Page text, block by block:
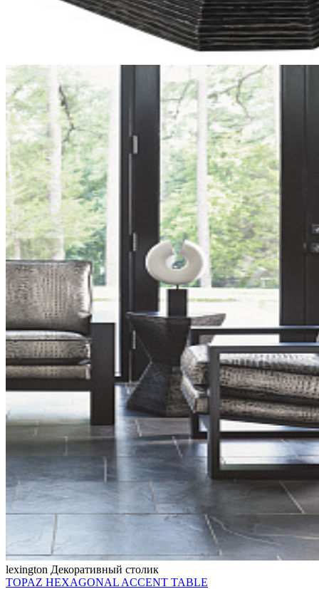
lexington Декоративный столик
TOPAZ HEXAGONAL ACCENT TABLE